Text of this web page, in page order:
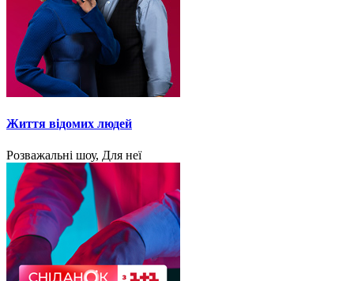
Життя відомих людей
Розважальні шоу, Для неї